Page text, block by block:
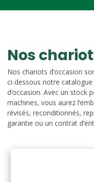
Nos
Nos chariots d’occasion
ci-dessous notre
d’occasion. Avec un stock
machines, vous aurez
révisés, reconditionnés,
garantie ou un contrat